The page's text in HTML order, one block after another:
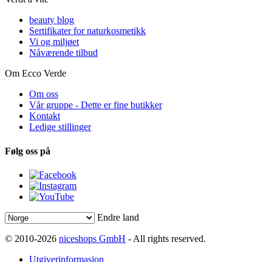
beauty blog
Sertifikater for naturkosmetikk
Vi og miljøet
Nåværende tilbud
Om Ecco Verde
Om oss
Vår gruppe - Dette er fine butikker
Kontakt
Ledige stillinger
Følg oss på
Endre land
© 2010-2026 niceshops GmbH - All rights reserved.
Utgiverinformasjon